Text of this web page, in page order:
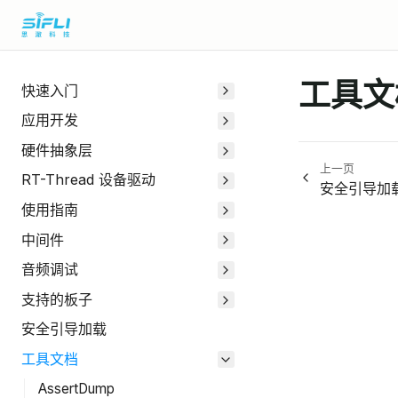
快速入门
应用开发
硬件抽象层
RT-Thread 设备驱动
使用指南
中间件
音频调试
支持的板子
安全引导加载
工具文档
AssertDump
工具
上一页
安全引导加